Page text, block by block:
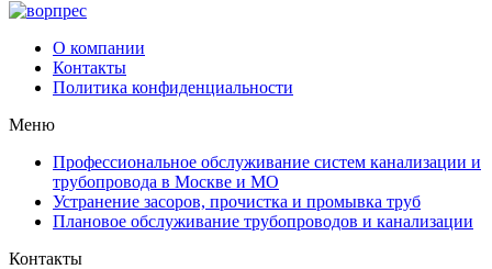
О компании
Контакты
Политика конфиденциальности
Меню
Профессиональное обслуживание систем канализации и
трубопровода в Москве и МО
Устранение засоров, прочистка и промывка труб
Плановое обслуживание трубопроводов и канализации
Контакты